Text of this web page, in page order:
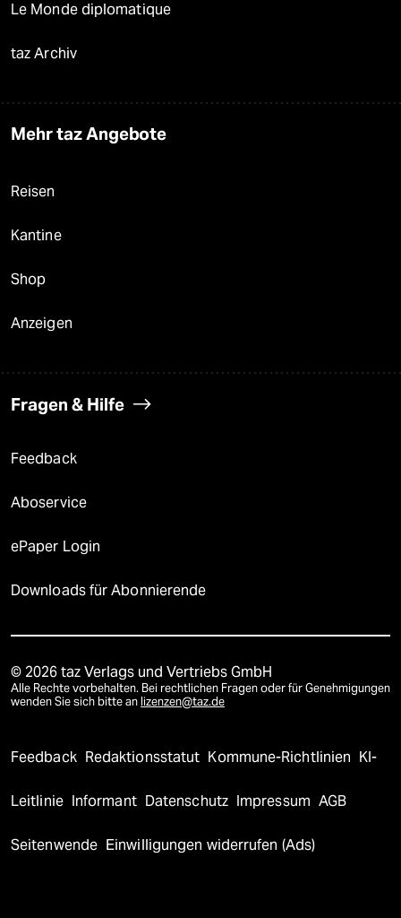
Le Monde diplomatique
taz Archiv
Mehr taz Angebote
Reisen
Kantine
Shop
Anzeigen
Fragen & Hilfe
Feedback
Aboservice
ePaper Login
Downloads für Abonnierende
© 2026 taz Verlags und Vertriebs GmbH
Alle Rechte vorbehalten. Bei rechtlichen Fragen oder für Genehmigungen
wenden Sie sich bitte an lizenzen@taz.de
Feedback Redaktionsstatut Kommune-Richtlinien KI-
Leitlinie Informant Datenschutz Impressum AGB
Seitenwende Einwilligungen widerrufen (Ads)